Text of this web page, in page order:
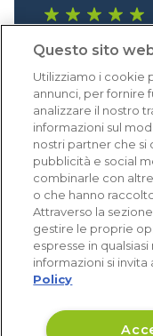
Eccellente (4,8)
Acquisti
Questo sito
Utilizziamo i cookie
annunci, per fornire
analizzare il nostro
informazioni sul
nostri partner che si
pubblicità e social
combinarle con
o che hanno
Attraverso la
gestire le proprie
espresse in
informazioni si invita
Policy